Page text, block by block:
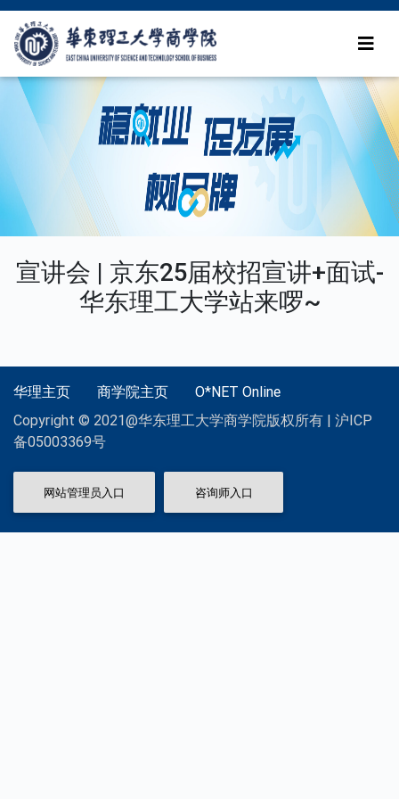
宣讲会 | 京东25届校招宣讲+面试-
华东理工大学站来啰~
华理主页 商学院主页
O*NET Online
Copyright © 2021@华东理工大学商学院版权所有 | 沪ICP
备05003369号
网站管理员入口 咨询师入口